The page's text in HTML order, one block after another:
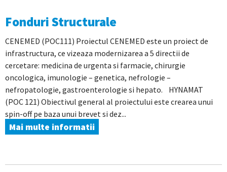
Fonduri Structurale
CENEMED (POC111) Proiectul CENEMED este un proiect de
infrastructura, ce vizeaza modernizarea a 5 directii de
cercetare: medicina de urgenta si farmacie, chirurgie
oncologica, imunologie – genetica, nefrologie –
nefropatologie, gastroenterologie si hepato. HYNAMAT
(POC 121) Obiectivul general al proiectului este crearea unui
spin-off pe baza unui brevet si dez...
Mai multe informatii